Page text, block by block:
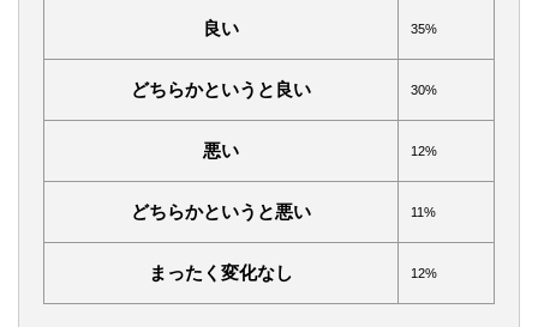
良い 35%
どちらかというと良い 30%
悪い 12%
どちらかというと悪い 11%
まったく変化なし 12%